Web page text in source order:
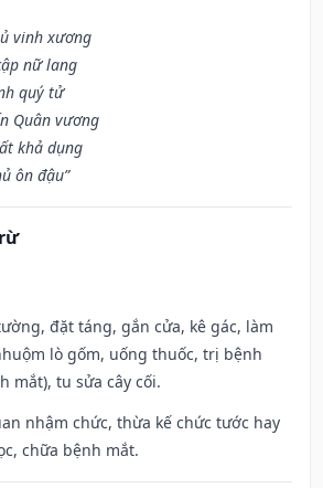
vinh xương
nữ lang
quý tử
Quân vương
khả dụng
ôn đậu”
đặt táng, gắn cửa, kê gác, làm
lò gốm, uống thuốc, trị bệnh
mắt), tu sửa cây cối.
nhậm chức, thừa kế chức tước hay
chữa bệnh mắt.